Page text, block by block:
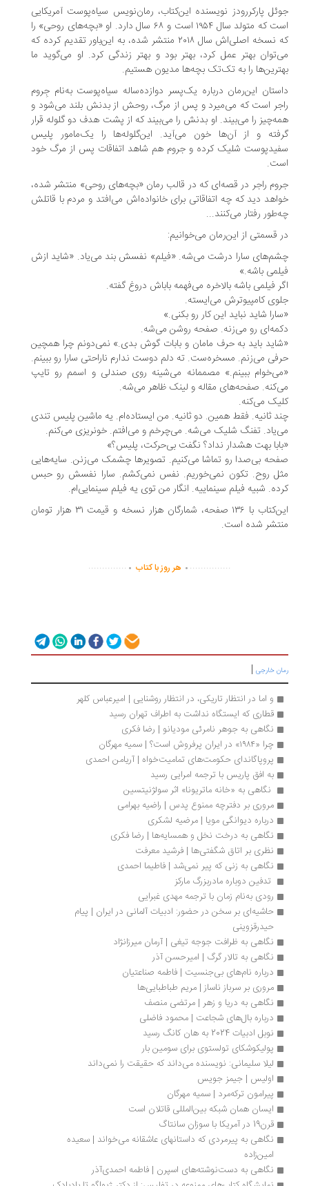
پارکررودز نویسنده این‌کتاب، رمان‌نویس سیاه‌پوست آمریکایی
است که متولد سال ۱۹۵۴ است و ۶۸ سال دارد. او «بچه‌های روحی» را
که نسخه اصلی‌اش سال ۲۰۱۸ منتشر شده، به این‌باور تقدیم کرده که
بهتر عمل کرد، بهتر بود و بهتر زندگی کرد. او می‌گوید ما
را به تک‌تک بچه‌ها مدیون هستیم.
این‌رمان درباره یک‌پسر دوازده‌ساله سیاه‌پوست به‌نام جِروم
است که می‌میرد و پس از مرگ، روحش از بدنش بلند می‌شود و
را می‌بیند. او بدنش را می‌بیند که از پشت هدف دو گلوله قرار
و از آن‌ها خون می‌آید. این‌گلوله‌ها را یک‌مامور پلیس
شلیک کرده و جروم هم شاهد اتفاقات پس از مرگ خود
راجر در قصه‌ای که در قالب رمان «بچه‌های روحی» منتشر شده،
دید که چه اتفاقاتی برای خانواده‌اش می‌افتد و مردم با قاتلش
رفتار می‌کنند...
قسمتی از این‌رمان می‌خوانیم:
سارا درشت می‌شه. «فیلم» نفسش بند می‌یاد. «شاید ازش
باشه.»
فیلمی باشه بالاخره می‌فهمه باباش دروغ گفته.
کامپیوترش می‌ایسته.
شاید نباید این کار رو بکنی.»
رو می‌زنه. صفحه روشن می‌شه.
باید به حرف مامان و بابات گوش بدی.» نمی‌دونم چرا همچین
می‌زنم. مسخره‌ست. ته دلم دوست ندارم ناراحتی سارا رو ببینم.
ببینم.» مصممانه می‌شینه روی صندلی و اسمم رو تایپ
صفحه‌های مقاله و لینک ظاهر می‌شه.
می‌کنه.
ثانیه. فقط همین. دو ثانیه. من ایستاده‌ام. یه ماشین پلیس تندی
تفنگ شلیک می‌شه. می‌چرخم و می‌افتم. خونریزی می‌کنم.
بهت هشدار نداد؟ نگفت بی‌حرکت، پلیس؟»
بی‌صدا رو تماشا می‌کنیم. تصویرها چشمک‌ می‌زنن. سایه‌هایی
روح. تکون نمی‌خوریم. نفس نمی‌کشم. سارا نفسش رو حبس
شبیه فیلم سینماییه. انگار من توی یه فیلم سینمایی‌ام.
این‌کتاب با ۱۳۶ صفحه، شمارگان هزار نسخه و قیمت ۳۱ هزار تومان
شده است.
...............
. هر روز با کتاب .
..............
خارجی|
و اما در انتظار تاریکی، در انتظار روشنایی | امیرعباس کلهر
قطاری که ایستگاه نداشت به اطراف تهران رسید
نگاهی به جوهر نامرئی مودیانو | رضا فکری
چرا «۱۹۸۴» در ایران پرفروش‌ است؟ | سمیه مهرگان
پروپاگاندای حکومت‌های تمامیت‌خواه | آریامن احمدی
به افق پاریس با ترجمه امرایی رسید
نگاهی به «خانه ماتریونا» اثر سولژنیتسین
مروری بر دفترچه ممنوع پدس | راضیه بهرامی
درباره دیوانگی مویا | مرضیه لشکری
نگاهی به درخت نخل و همسایه‌ها | رضا فکری
نظری بر اتاق شگفتی‌ها | فرشید معرفت
نگاهی به زنی که پیر نمی‌شد | فاطیما احمدی
تدفین دوباره مادربزرگ مارکز
رودی به‌نام زمان با ترجمه مهدی غبرایی
حاشیه‌ای بر سخن در حضور: ادبیات آلمانی در ایران | پیام
حیدرقزوینی
نگاهی به ظرافت جوجه تیغی | آرمان میرزانژاد
نگاهی به تالار گرگ | امیرحسن آذر
درباره نام‌های بی‌جنسیت | فاطمه صناعتیان
مروری بر سرباز ناساز | مریم طباطبایی‌ها
نگاهی به دریا و زهر | مرتضی منصف
درباره با‌ل‌های شجاعت | محمود فاضلی
نوبل ادبیات 2024 به هان کانگ رسید
پولیکوشکای تولستوی برای سومین بار
لیلا سلیمانی: نویسنده می‌داند که حقیقت را نمی‌داند
اولیس | جیمز جویس
پیرامون ترکه‌مرد | سمیه مهرگان
ایسان همان شبکه بین‌المللی قاتلان است
نگاهی به پیرمردی که داستانهای عاشقانه می‌خواند | سعیده
امین‌زاده
نگاهی به دست‌نوشته‌های اسپرن | فاطمه احمدی‌آذر